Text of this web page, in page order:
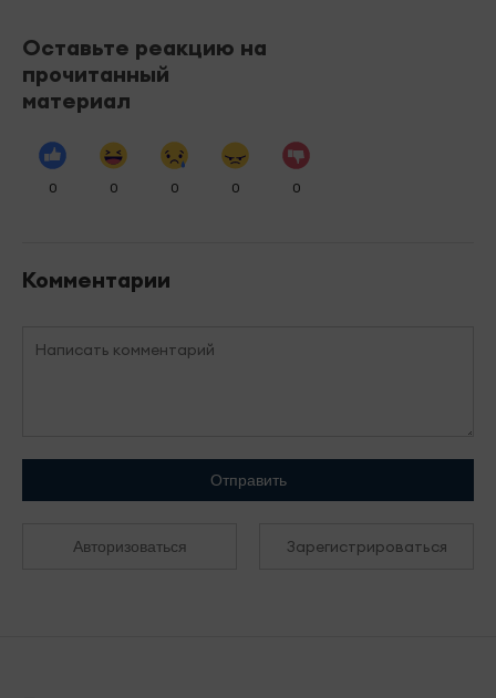
Оставьте реакцию на
прочитанный
материал
0 0 0 0 0
Комментарии
Отправить
Авторизоваться Зарегистрироваться